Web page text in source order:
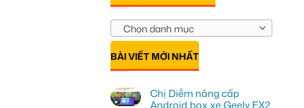
Chọn danh mục
BÀI VIẾT MỚI NHẤT
Chị Diễm nâng cấp
Android box xe Geely EX2